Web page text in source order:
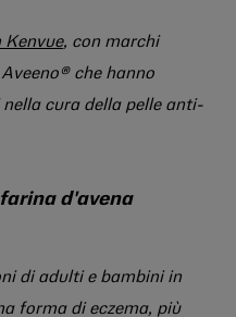
Kenvue, con marchi
che hanno
cura della pelle anti-
d'avena
di adulti e bambini in
forma di eczema, più